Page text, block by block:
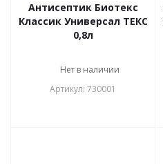
Антисептик Биотекс
Классик Универсал ТЕКС
0,8л
Нет в наличии
Артикул: 730001